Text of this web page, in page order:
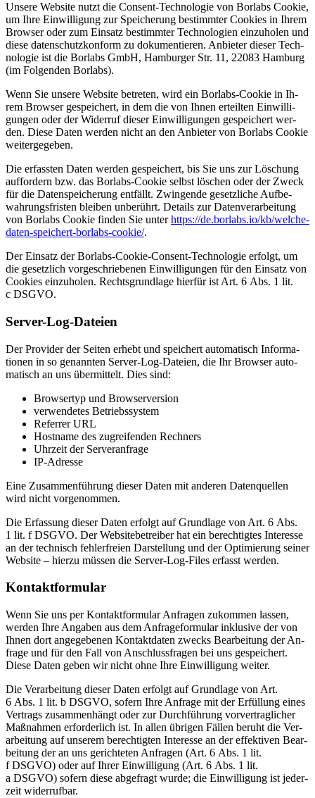
Un­se­re Web­site nutzt die Con­sent-Tech­no­lo­gie von Borlabs Coo­kie,
um Ihre Ein­wil­li­gung zur Spei­che­rung be­stimm­ter Coo­kies in Ih­rem
Brow­ser oder zum Ein­satz be­stimm­ter Tech­no­lo­gien ein­zu­ho­len und
die­se da­ten­schutz­kon­form zu do­ku­men­tie­ren. An­bie­ter die­ser Tech­
no­lo­gie ist die Borlabs GmbH, Ham­bur­ger Str. 11, 22083 Ham­burg
(im Fol­gen­den Borlabs).
Wenn Sie un­se­re Web­site be­tre­ten, wird ein Borlabs-Coo­kie in Ih­
rem Brow­ser ge­spei­chert, in dem die von Ih­nen er­teil­ten Ein­wil­li­
gun­gen oder der Wi­der­ruf die­ser Ein­wil­li­gun­gen ge­spei­chert wer­
den. Die­se Da­ten wer­den nicht an den An­bie­ter von Borlabs Coo­kie
wei­ter­ge­ge­ben.
Die er­fass­ten Da­ten wer­den ge­spei­chert, bis Sie uns zur Lö­schung
auf­for­dern bzw. das Borlabs-Coo­kie selbst lö­schen oder der Zweck
für die Da­ten­spei­che­rung ent­fällt. Zwin­gen­de ge­setz­li­che Auf­be­
wah­rungs­fris­ten blei­ben un­be­rührt. De­tails zur Da­ten­ver­ar­bei­tung
von Borlabs Coo­kie fin­den Sie un­terhttps://​de​.borlabs​.io/​k​b​/​w​e​l​c​h​e​-​
d​a​t​e​n​-​s​p​e​i​c​h​e​r​t​-​b​o​r​l​a​b​s​-​c​o​o​k​ie/.
Der Ein­satz der Borlabs-Coo­kie-Con­sent-Tech­no­lo­gie er­folgt, um
die ge­setz­lich vor­ge­schrie­be­nen Ein­wil­li­gun­gen für den Ein­satz von
Coo­kies ein­zu­ho­len. Rechts­grund­la­ge hier­für ist Art. 6 Abs. 1 lit.
c DSGVO.
Ser­ver-Log-Da­tei­en
Der Pro­vi­der der Sei­ten er­hebt und spei­chert au­to­ma­tisch In­for­ma­
tio­nen in so ge­nann­ten Ser­ver-Log-Da­tei­en, die Ihr Brow­ser au­to­
ma­tisch an uns über­mit­telt. Dies sind:
Brow­ser­typ und Brow­ser­ver­si­on
ver­wen­de­tes Be­triebs­sys­tem
Re­fer­rer URL
Host­na­me des zu­grei­fen­den Rech­ners
Uhr­zeit der Ser­ver­an­fra­ge
IP-Adres­se
Eine Zu­sam­men­füh­rung die­ser Da­ten mit an­de­ren Da­ten­quel­len
wird nicht vor­ge­nom­men.
Die Er­fas­sung die­ser Da­ten er­folgt auf Grund­la­ge von Art. 6 Abs.
1 lit. f DSGVO. Der Web­site­be­trei­ber hat ein be­rech­tig­tes In­ter­es­se
an der tech­nisch feh­ler­frei­en Dar­stel­lung und der Op­ti­mie­rung sei­ner
Web­site – hier­zu müs­sen die Ser­ver-Log-Files er­fasst wer­den.
Kon­takt­for­mu­lar
Wenn Sie uns per Kon­takt­for­mu­lar An­fra­gen zu­kom­men las­sen,
wer­den Ihre An­ga­ben aus dem An­fra­ge­for­mu­lar in­klu­si­ve der von
Ih­nen dort an­ge­ge­be­nen Kon­takt­da­ten zwecks Be­ar­bei­tung der An­
fra­ge und für den Fall von An­schluss­fra­gen bei uns ge­spei­chert.
Die­se Da­ten ge­ben wir nicht ohne Ihre Ein­wil­li­gung wei­ter.
Die Ver­ar­bei­tung die­ser Da­ten er­folgt auf Grund­la­ge von Art.
6 Abs. 1 lit. b DSGVO, so­fern Ihre An­fra­ge mit der Er­fül­lung ei­nes
Ver­trags zu­sam­men­hängt oder zur Durch­füh­rung vor­ver­trag­li­cher
Maß­nah­men er­for­der­lich ist. In al­len üb­ri­gen Fäl­len be­ruht die Ver­
ar­bei­tung auf un­se­rem be­rech­tig­ten In­ter­es­se an der ef­fek­ti­ven Be­ar­
bei­tung der an uns ge­rich­te­ten An­fra­gen (Art. 6 Abs. 1 lit.
f DSGVO) oder auf Ih­rer Ein­wil­li­gung (Art. 6 Abs. 1 lit.
a DSGVO) so­fern die­se ab­ge­fragt wur­de; die Ein­wil­li­gung ist je­der­
zeit wi­der­ruf­bar.